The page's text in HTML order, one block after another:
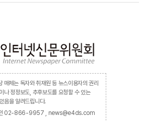
매체는 독자와 취재원 등 뉴스이용자의 권리
나 정정보도, 추후보도를 요청할 수 있는
음을 알려드립니다.
인 02-866-9957 , news@e4ds.com